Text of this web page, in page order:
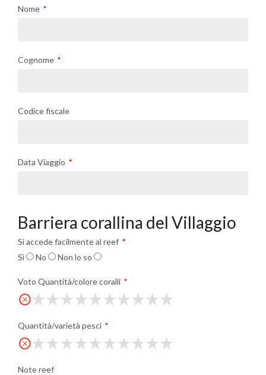
Nome
Cognome
Codice fiscale
Data Viaggio
Barriera corallina del Villaggio
Si accede facilmente al reef
Sì
No Non lo so
Voto Quantità/colore coralli
Quantità/varietà pesci
Note reef